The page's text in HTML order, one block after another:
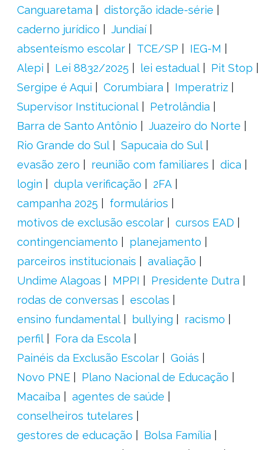
Canguaretama
distorção idade-série
caderno jurídico
Jundiaí
absenteísmo escolar
TCE/SP
IEG-M
Alepi
Lei 8832/2025 lei estadual
Pit Stop
Sergipe é Aqui
Corumbiara
Imperatriz
Supervisor Institucional
Petrolândia
Barra de Santo Antônio
Juazeiro do Norte
Rio Grande do Sul
Sapucaia do Sul
evasão zero
reunião com familiares
dica
login
dupla verificação
2FA
campanha 2025
formulários
motivos de exclusão escolar
cursos EAD
contingenciamento
planejamento
parceiros institucionais
avaliação
Undime Alagoas
MPPI
Presidente Dutra
rodas de conversas
escolas
ensino fundamental
bullying
racismo
perfil
Fora da Escola
Painéis da Exclusão Escolar
Goiás
Novo PNE
Plano Nacional de Educação
Macaíba
agentes de saúde
conselheiros tutelares
gestores de educação
Bolsa Família